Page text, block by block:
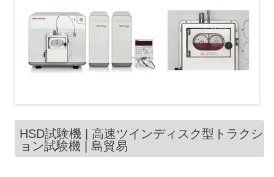
HSD試験機 | 高速ツインディスク型トラクシ
ョン試験機 | 島貿易